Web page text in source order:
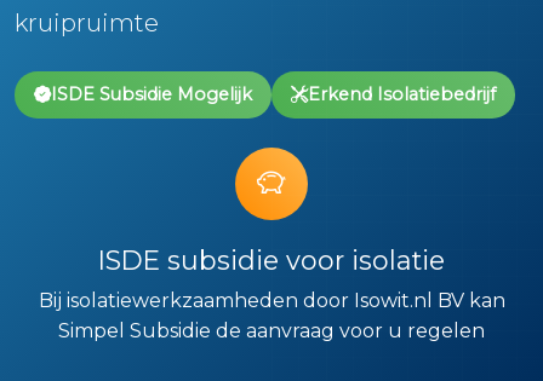
kruipruimte
ISDE Subsidie Mogelijk Erkend Isolatiebedrijf
ISDE subsidie voor isolatie
Bij isolatiewerkzaamheden door Isowit.nl BV kan
Simpel Subsidie de aanvraag voor u regelen